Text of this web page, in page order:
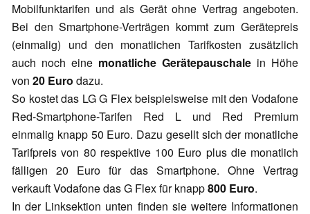
Mobilfunktarifen und als Gerät ohne Vertrag angeboten.
Bei den Smartphone-Verträgen kommt zum Gerätepreis
(einmalig) und den monatlichen Tarifkosten zusätzlich
auch noch eine monatliche Gerätepauschale in Höhe
von 20 Euro dazu.
So kostet das LG G Flex beispielsweise mit den Vodafone
Red-Smartphone-Tarifen Red L und Red Premium
einmalig knapp 50 Euro. Dazu gesellt sich der monatliche
Tarifpreis von 80 respektive 100 Euro plus die monatlich
fälligen 20 Euro für das Smartphone. Ohne Vertrag
verkauft Vodafone das G Flex für knapp800 Euro.
In der Linksektion unten finden sie weitere Informationen